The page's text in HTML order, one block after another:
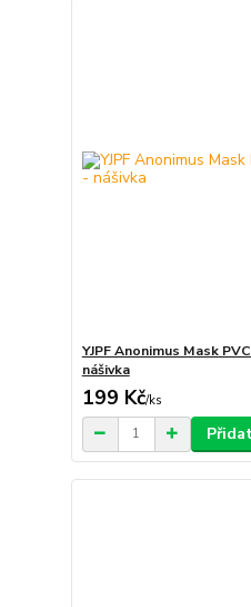
YJPF Anonimus Mask
nášivka
199 Kč/ks